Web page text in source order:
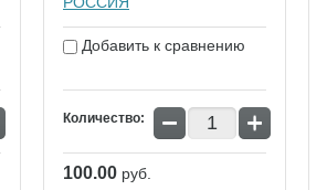
Добавить к сравнению
Количество: − +
100.00 руб.